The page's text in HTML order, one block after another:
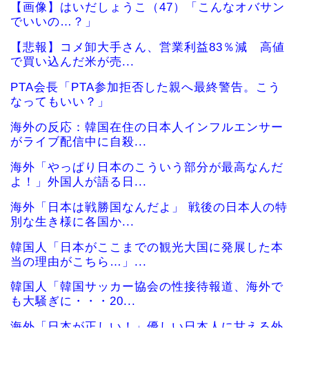
【画像】はいだしょうこ（47）「こんなオバサン
でいいの…？」
【悲報】コメ卸大手さん、営業利益83％減 高値
で買い込んだ米が売...
PTA会長「PTA参加拒否した親へ最終警告。こう
なってもいい？」
海外の反応：韓国在住の日本人インフルエンサー
がライブ配信中に自殺...
海外「やっぱり日本のこういう部分が最高なんだ
よ！」外国人が語る日...
海外「日本は戦勝国なんだよ」 戦後の日本人の特
別な生き様に各国か...
韓国人「日本がここまでの観光大国に発展した本
当の理由がこちら…」...
韓国人「韓国サッカー協会の性接待報道、海外で
も大騒ぎに・・・20...
海外「日本が正しい！」優しい日本人に甘える外